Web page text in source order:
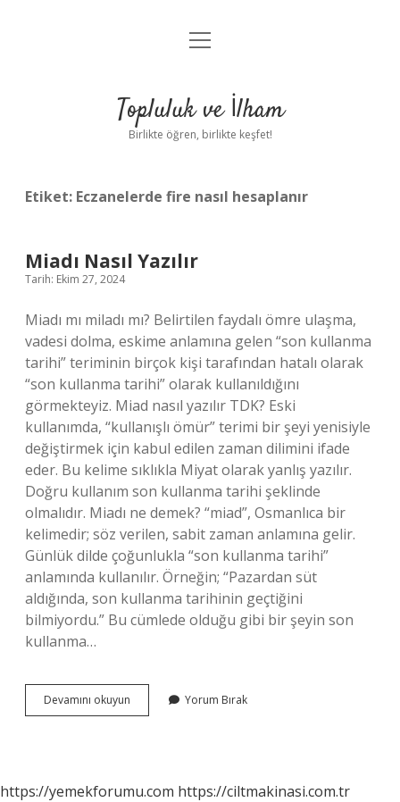
Anasayfa
Yasal Uyarı
menüyü
Topluluk ve İlham
Birlikte öğren, birlikte keşfet!
Etiket: Eczanelerde fire nasıl hesaplanır
Miadı Nasıl Yazılır
Tarih: Ekim 27, 2024
Miadı mı miladı mı? Belirtilen faydalı ömre ulaşma,
vadesi dolma, eskime anlamına gelen “son kullanma
tarihi” teriminin birçok kişi tarafından hatalı olarak
“son kullanma tarihi” olarak kullanıldığını
görmekteyiz. Miad nasıl yazılır TDK? Eski
kullanımda, “kullanışlı ömür” terimi bir şeyi yenisiyle
değiştirmek için kabul edilen zaman dilimini ifade
eder. Bu kelime sıklıkla Miyat olarak yanlış yazılır.
Doğru kullanım son kullanma tarihi şeklinde
olmalıdır. Miadı ne demek? “miad”, Osmanlıca bir
kelimedir; söz verilen, sabit zaman anlamına gelir.
Günlük dilde çoğunlukla “son kullanma tarihi”
anlamında kullanılır. Örneğin; “Pazardan süt
aldığında, son kullanma tarihinin geçtiğini
bilmiyordu.” Bu cümlede olduğu gibi bir şeyin son
kullanma…
Devamını okuyun
Nasıl
Yorum Bırak
https://yemekforumu.com https://ciltmakinasi.com.tr